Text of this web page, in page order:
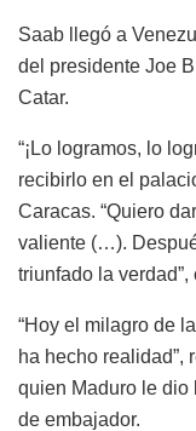
Saab llegó a
del presidente Joe
Catar.
“¡Lo logramos, lo
recibirlo en el
Caracas. “Quiero
valiente (…).
triunfado la
“Hoy el milagro de
ha hecho realidad”,
quien Maduro le
de embajador.